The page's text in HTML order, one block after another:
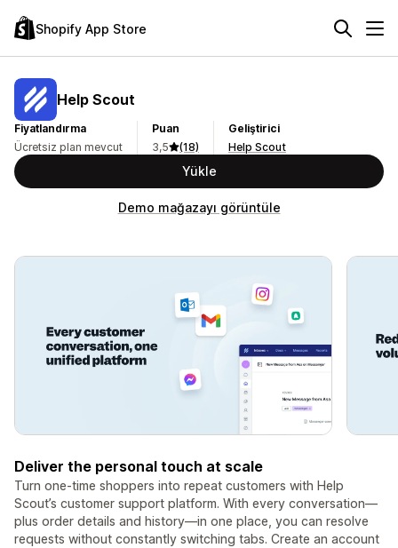
Shopify App Store
Help Scout
Fiyatlandırma
Ücretsiz plan mevcut
Puan
3,5
(18)
Geliştirici
Help Scout
Yükle
Demo mağazayı görüntüle
Deliver the personal touch at scale
Turn one-time shoppers into repeat customers with Help
Scout’s customer support platform. With every conversation—
plus order details and history—in one place, you can resolve
requests without constantly switching tabs. Create an account